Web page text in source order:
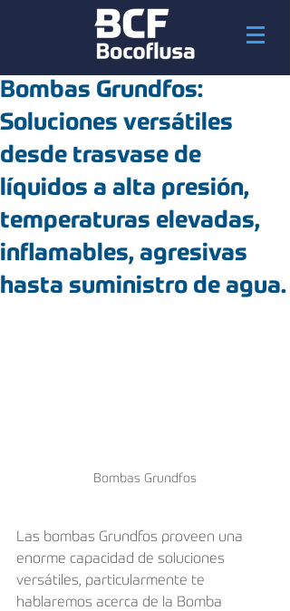
Bombas Grundfos:
Soluciones versátiles
desde trasvase de
líquidos a alta presión,
temperaturas elevadas,
inflamables, agresivas
hasta suministro de agua.
Bombas Grundfos
Las bombas Grundfos proveen una
enorme capacidad de soluciones
versátiles, particularmente te
hablaremos acerca de la Bomba